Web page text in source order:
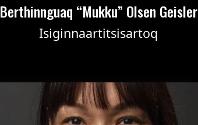
Berthinnguaq “Mukku” Olsen Geisler
Isiginnaartitsisartoq